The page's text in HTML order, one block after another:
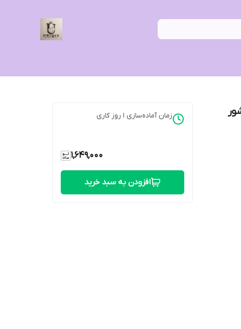
زمان آماده‌سازی 1 روز کاری
1,649,000
افزودن به سبد خرید